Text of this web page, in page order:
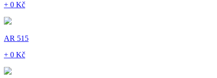
+ 0 Kč
AR 515
+ 0 Kč